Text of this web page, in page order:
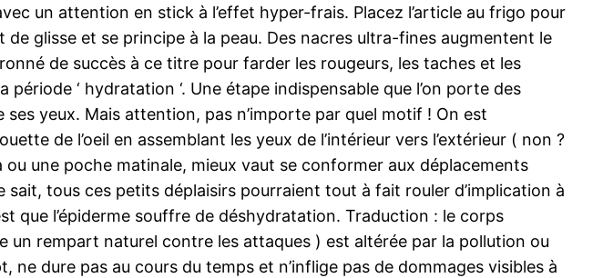
un attention en stick à l’effet hyper-frais. Placez l’article au frigo pour
glisse et se principe à la peau. Des nacres ultra-fines augmentent le
de succès à ce titre pour farder les rougeurs, les taches et les
‘ hydratation ‘. Une étape indispensable que l’on porte des
yeux. Mais attention, pas n’importe par quel motif ! On est
de l’oeil en assemblant les yeux de l’intérieur vers l’extérieur ( non ?
une poche matinale, mieux vaut se conformer aux déplacements
tous ces petits déplaisirs pourraient tout à fait rouler d’implication à
que l’épiderme souffre de déshydratation. Traduction : le corps
un rempart naturel contre les attaques ) est altérée par la pollution ou
dure pas au cours du temps et n’inflige pas de dommages visibles à